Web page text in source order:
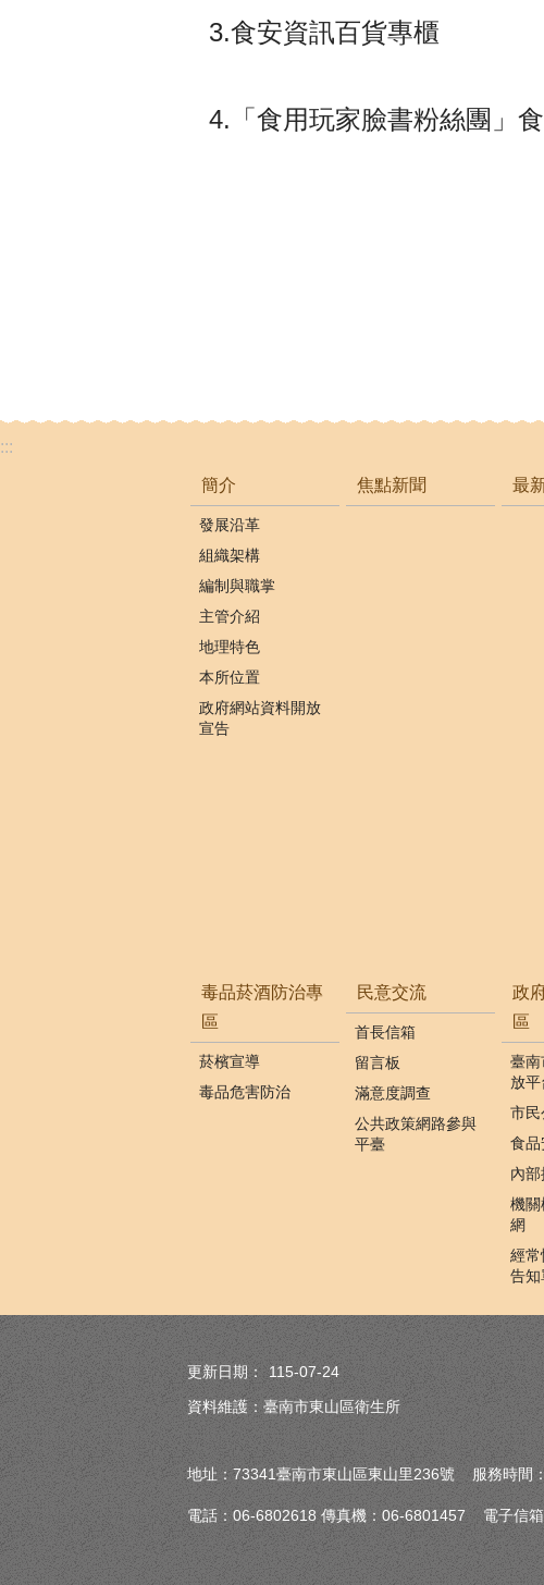
3.食安資訊百貨專櫃
4. 「食用玩家臉書粉絲團」
:::
簡介
發展沿革
組織架構
編制與職掌
主管介紹
地理特色
本所位置
政府網站資料開放
宣告
焦點新聞 最
毒品菸酒防治專
區
菸檳宣導
毒品危害防治
民意交流
首長信箱
留言板
滿意度調查
公共政策網路參與
平臺
政
區
臺南
放平
市民
食品
內
機關
網
經常
告知
更新日期：
115-07-24
資料維護：臺南市東山區衛生所
地址：73341臺南市東山區東山里236號 服務時間
電話：06-6802618 傳真機：06-6801457 電子信箱